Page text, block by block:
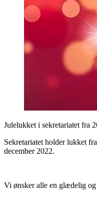
Julelukket i sekretariatet fra
Sekretariatet holder lukket
december 2022.
Vi ønsker alle en glædelig